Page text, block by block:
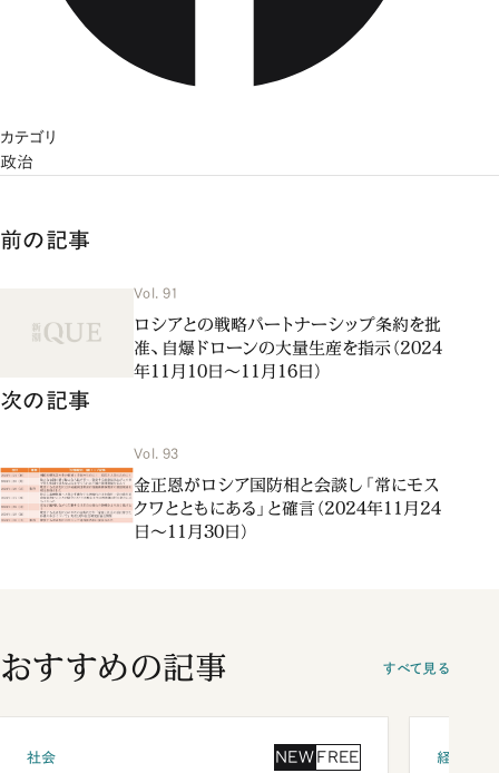
カテゴリ
政治
前の記事
Vol. 91
ロシアとの戦略パートナーシップ条約を批
准、自爆ドローンの大量生産を指示（2024
年11月10日～11月16日）
次の記事
Vol. 93
金正恩がロシア国防相と会談し「常にモス
クワとともにある」と確言（2024年11月24
日～11月30日）
おすすめの記事 すべて見る
社会 NEW FREE 経済・ビ